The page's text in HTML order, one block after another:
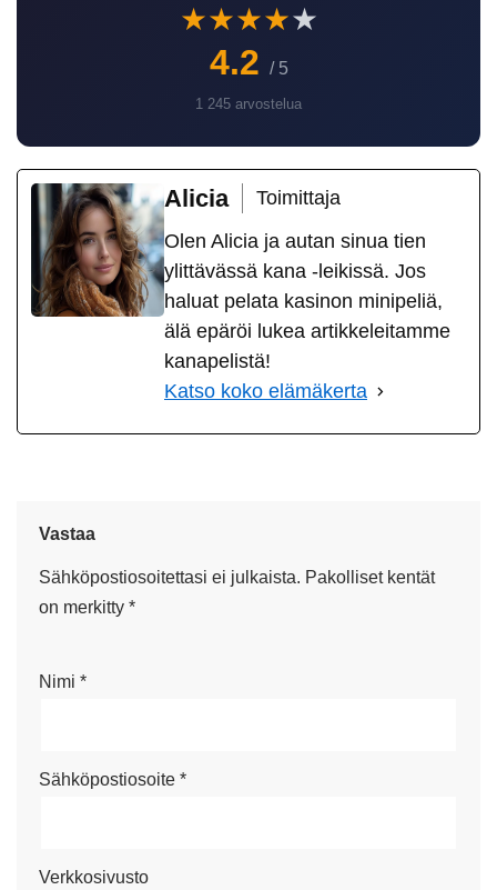
★★★★★
4.2 / 5
1 245 arvostelua
Alicia
Toimittaja
Olen Alicia ja autan sinua tien
ylittävässä kana -leikissä. Jos
haluat pelata kasinon minipeliä,
älä epäröi lukea artikkeleitamme
kanapelistä!
Katso koko elämäkerta
Vastaa
Sähköpostiosoitettasi ei julkaista. Pakolliset kentät
on merkitty *
Nimi *
Sähköpostiosoite *
Verkkosivusto